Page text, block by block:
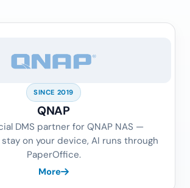
SINCE 2019
QNAP
DMS partner for QNAP NAS —
on your device, AI runs through
PaperOffice.
More